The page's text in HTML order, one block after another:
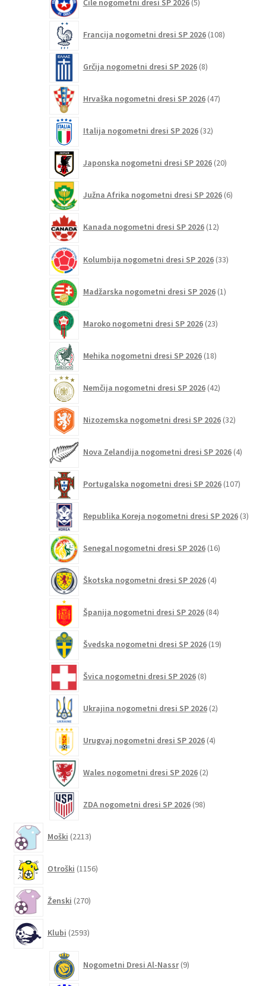
Čile nogometni dresi SP 2026 5izdelkov
Francija nogometni dresi SP 2026 108izdelkov
Grčija nogometni dresi SP 2026 8izdelkov
Hrvaška nogometni dresi SP 2026 47izdelkov
Italija nogometni dresi SP 2026 32izdelkov
Japonska nogometni dresi SP 2026 20izdelkov
Južna Afrika nogometni dresi SP 2026 6izdelkov
Kanada nogometni dresi SP 2026 12izdelkov
Kolumbija nogometni dresi SP 2026 33izdelkov
Madžarska nogometni dresi SP 2026 1izdelek
Maroko nogometni dresi SP 2026 23izdelkov
Mehika nogometni dresi SP 2026 18izdelkov
Nemčija nogometni dresi SP 2026 42izdelkov
Nizozemska nogometni dresi SP 2026 32izdelkov
Nova Zelandija nogometni dresi SP 2026 4izdelki
Portugalska nogometni dresi SP 2026 107
Republika Koreja nogometni dresi SP 2026 3
Senegal nogometni dresi SP 2026 16izdelkov
Škotska nogometni dresi SP 2026 4izdelki
Španija nogometni dresi SP 2026 84izdelkov
Švedska nogometni dresi SP 2026 19izdelkov
Švica nogometni dresi SP 2026 8izdelkov
Ukrajina nogometni dresi SP 2026 2izdelka
Urugvaj nogometni dresi SP 2026 4izdelki
Wales nogometni dresi SP 2026 2izdelka
ZDA nogometni dresi SP 2026 98izdelkov
Moški 2213izdelkov
Otroški 1156izdelkov
Ženski 270izdelkov
Klubi 2593izdelkov
Nogometni Dresi Al-Nassr 9izdelkov